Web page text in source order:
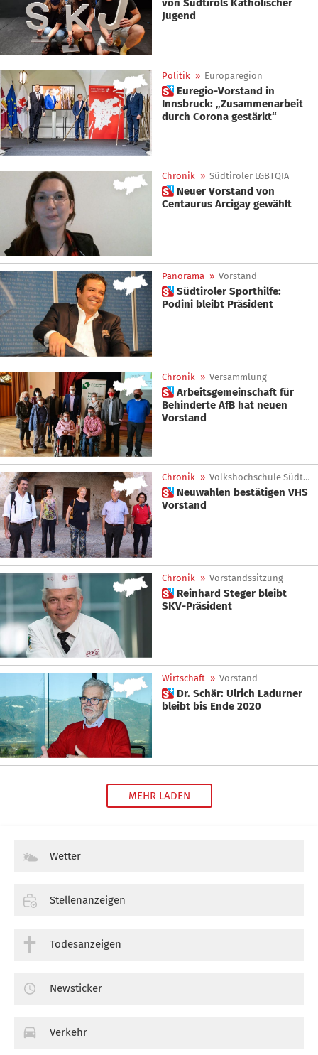
von Südtirols Katholischer
Jugend
Politik » Europaregion
 Euregio-Vorstand in
Innsbruck: „Zusammenarbeit
durch Corona gestärkt“
Chronik » Südtiroler LGBTQIA
 Neuer Vorstand von
Centaurus Arcigay gewählt
Panorama » Vorstand
 Südtiroler Sporthilfe:
Podini bleibt Präsident
Chronik » Versammlung
 Arbeitsgemeinschaft für
Behinderte AfB hat neuen
Vorstand
Chronik » Volkshochschule Südtirol
 Neuwahlen bestätigen VHS
Vorstand
Chronik » Vorstandssitzung
 Reinhard Steger bleibt
SKV-Präsident
Wirtschaft » Vorstand
 Dr. Schär: Ulrich Ladurner
bleibt bis Ende 2020
MEHR LADEN
Wetter
Stellenanzeigen
Todesanzeigen
Newsticker
Verkehr